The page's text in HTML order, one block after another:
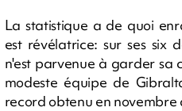
La statistique a de quoi
est révélatrice: sur ses six
n'est parvenue à garder sa
modeste équipe de
record obtenu en novembre